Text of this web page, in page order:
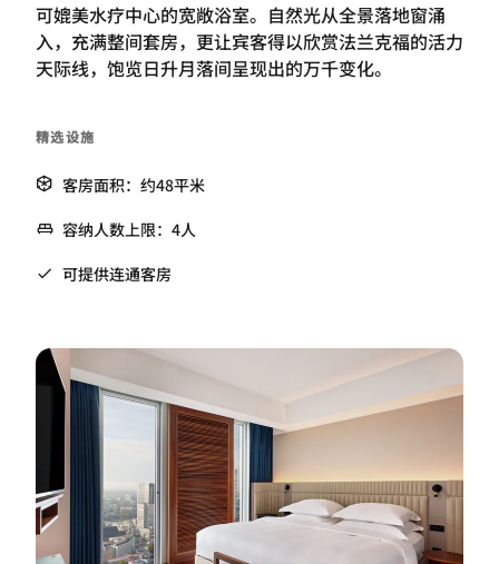
可媲美水疗中心的宽敞浴室。自然光从全景落地窗涌
入，充满整间套房，更让宾客得以欣赏法兰克福的活力
天际线，饱览日升月落间呈现出的万千变化。
精选设施
客房面积：约48平米
容纳人数上限：4人
可提供连通客房